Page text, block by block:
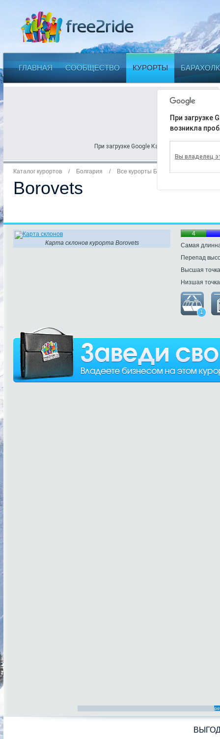
ГЛАВНАЯ СООБЩЕСТВО КУРОРТЫ
При загрузке Google Карт на этой
При загрузке
возникла
Вы владелец
Каталог курортов / Болгария / Все курорты Болгарии
Borovets
Карта склонов курорта Borovets
4
Самая
Перепад
Высшая точка
Низшая точка
1